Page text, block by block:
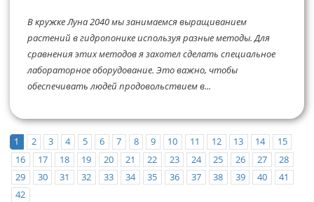
В кружке Луна 2040 мы занимаемся выращиванием
растений в гидропонике используя разные методы. Для
сравнения этих методов я захотел сделать специальное
лабораторное оборудование. Это важно, чтобы
обеспечивать людей продовольствием в...
1 2 3 4 5 6 7 8 9 10 11 12 13 14
15
16
17 18 19 20 21 22 23 24 25 26 27
28
29
30 31 32 33 34 35 36 37 38 39 40
41
42